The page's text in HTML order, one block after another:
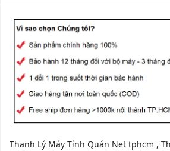
Thanh Lý Máy Tính Quán Net tphcm ,